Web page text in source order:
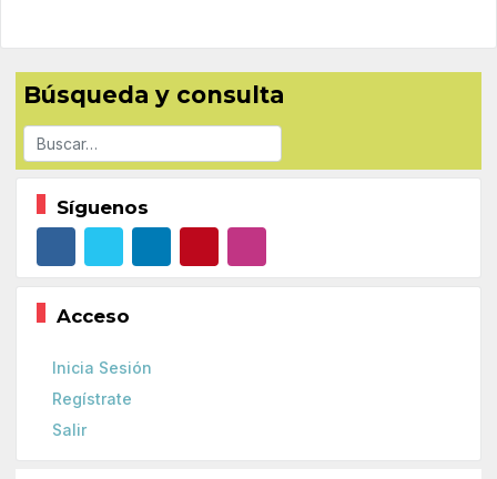
Búsqueda y consulta
Buscar
Síguenos
Acceso
Inicia Sesión
Regístrate
Salir